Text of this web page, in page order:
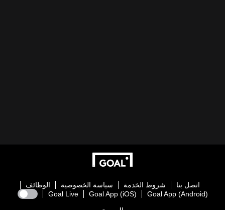
اتصل بنا شروط الخدمة سياسة الخصوصية
الوظائف
Goal App (Android)
Goal App (iOS)
Goal Live